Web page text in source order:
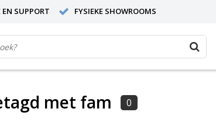
EN SUPPORT FYSIEKE SHOWROOMS
met fam 0